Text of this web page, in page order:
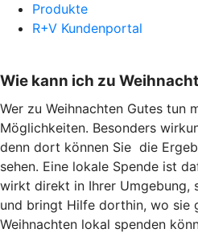
Produkte
R+V Kundenportal
Wie kann ich zu
Wer zu Weihnachten Gutes tun
Möglichkeiten. Besonders
denn dort können Sie die
sehen. Eine lokale Spende ist
wirkt direkt in Ihrer Umgebung,
und bringt Hilfe dorthin, wo sie
Weihnachten lokal spenden